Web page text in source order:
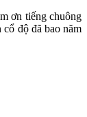
ơn tiếng chuông
độ đã bao năm